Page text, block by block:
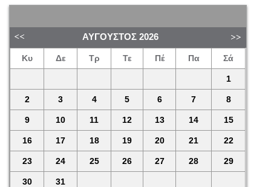
ΑΎΓΟΥΣΤΟΣ 2026
Κυ Δε Τρ Τε Πέ Πα Σά
1
2 3 4 5 6 7 8
9 10 11 12 13 14 15
16 17 18 19 20 21 22
23 24 25 26 27 28 29
30 31